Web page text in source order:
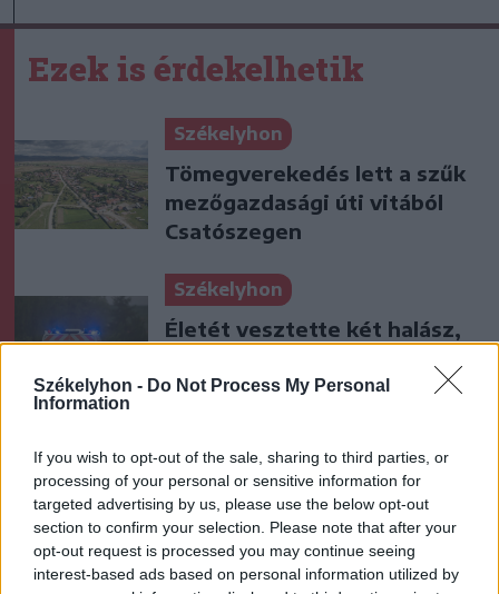
Székelyhon - Do Not Process My Personal
Information
If you wish to opt-out of the sale, sharing to third parties, or
processing of your personal or sensitive information for
targeted advertising by us, please use the below opt-out
section to confirm your selection. Please note that after your
opt-out request is processed you may continue seeing
interest-based ads based on personal information utilized by
Ezek is érdekelhetik
Székelyhon
Tömegverekedés lett a szűk
mezőgazdasági úti vitából
Csatószegen
Székelyhon
Életét vesztette két halász,
Maros partján – frissítve
Corbu góljától hangos a
román és a magyar sajtó,
válogatott meghívót
sürgetnek